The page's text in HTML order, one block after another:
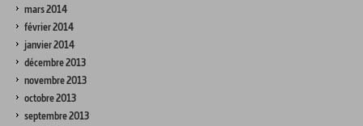
mars 2014
février 2014
janvier 2014
décembre 2013
novembre 2013
octobre 2013
septembre 2013